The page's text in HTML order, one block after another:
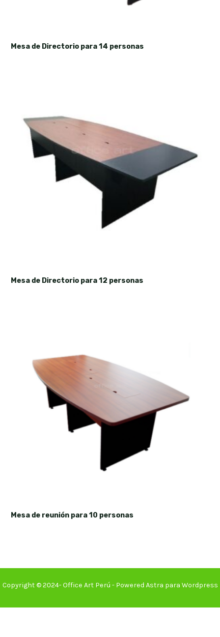
Mesa de Directorio para 14 personas
Mesa de Directorio para 12 personas
Mesa de reunión para 10 personas
Copyright © 2024- Office Art Perú - Powered Astra para Wordpress